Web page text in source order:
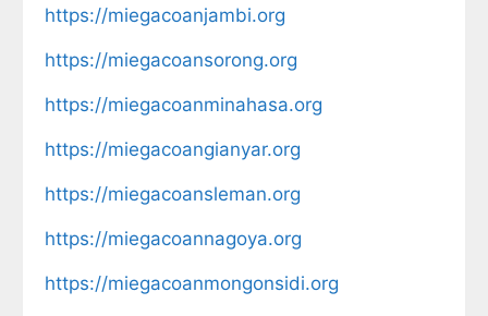
https://miegacoanjambi.org
https://miegacoansorong.org
https://miegacoanminahasa.org
https://miegacoangianyar.org
https://miegacoansleman.org
https://miegacoannagoya.org
https://miegacoanmongonsidi.org